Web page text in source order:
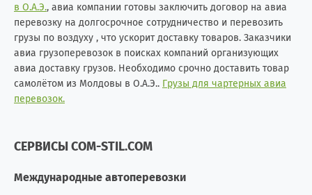
в О.А.Э., авиа компании готовы заключить договор на авиа
перевозку на долгосрочное сотрудничество и перевозить
грузы по воздуху , что ускорит доставку товаров. Заказчики
авиа грузоперевозок в поисках компаний организующих
авиа доставку грузов. Необходимо срочно доставить товар
самолётом из Молдовы в О.А.Э.. Грузы для чартерных авиа
перевозок.
СЕРВИСЫ COM-STIL.COM
Международные автоперевозки